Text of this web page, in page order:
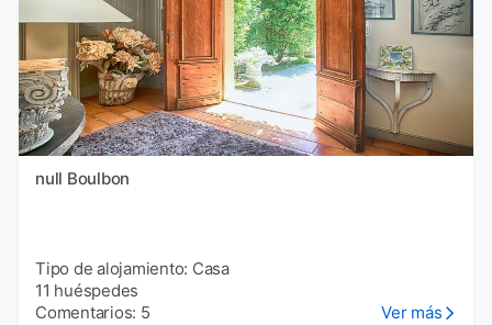
null Boulbon
Tipo de alojamiento: Casa
11 huéspedes
Comentarios: 5
Ver más